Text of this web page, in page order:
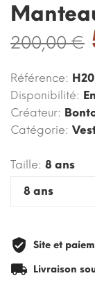
200,00 €
Référence:
Disponibilité:
Créateur:
Catégorie:
Taille: 8 ans
Site et
Livraison